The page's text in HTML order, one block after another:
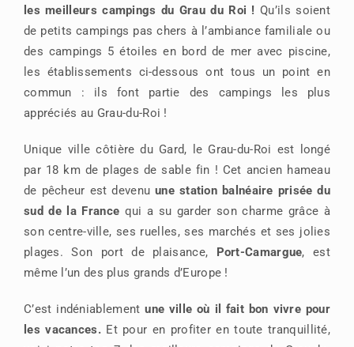
les meilleurs campings du Grau du Roi ! Qu’ils soient
de petits campings pas chers à l’ambiance familiale ou
des campings 5 étoiles en bord de mer avec piscine,
les établissements ci-dessous ont tous un point en
commun : ils font partie des campings les plus
appréciés au Grau-du-Roi !
Unique ville côtière du Gard, le Grau-du-Roi est longé
par 18 km de plages de sable fin ! Cet ancien hameau
de pêcheur est devenuune station balnéaire prisée du
sud de la France qui a su garder son charme grâce à
son centre-ville, ses ruelles, ses marchés et ses jolies
plages. Son port de plaisance, Port-Camargue, est
même l’un des plus grands d’Europe !
C’est indéniablementune ville où il fait bon vivre pour
les vacances.Et pour en profiter en toute tranquillité,